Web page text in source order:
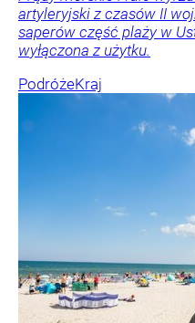
artyleryjski z czasów II
saperów część plaży w
wyłączona z użytku.
PodróżeKraj